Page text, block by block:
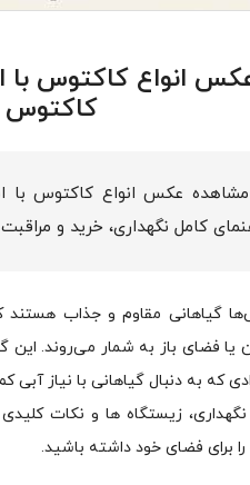
انواع کاکتوس با
کاکتوس
مشاهده عکس انواع کاکتوس با
کامل نگهداری، خرید و
گیاهانی مقاوم و جذاب هستند
یا فضای باز به شمار می‌روند. این
که به دنبال گیاهانی با نیاز آبی
زیستگاه‌ ها و نکات
را برای فضای خود داشته باشید.